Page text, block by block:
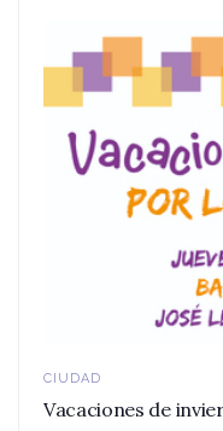
CIUDAD
Vacaciones de